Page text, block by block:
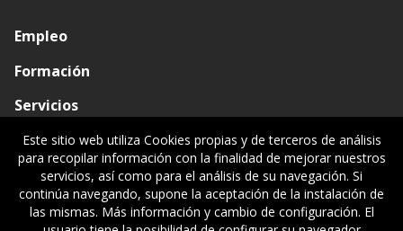
Empleo
Formación
Servicios
Conócenos
Visado de documentos
Ventanilla única
Este sitio web utiliza Cookies propias y de terceros de análisis
para recopilar información con la finalidad de mejorar nuestros
servicios, así como para el análisis de su navegación. Si
continúa navegando, supone la aceptación de la instalación de
las mismas. Más información y cambio de configuración. El